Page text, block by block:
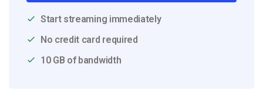
Start streaming immediately
No credit card required
10 GB of bandwidth